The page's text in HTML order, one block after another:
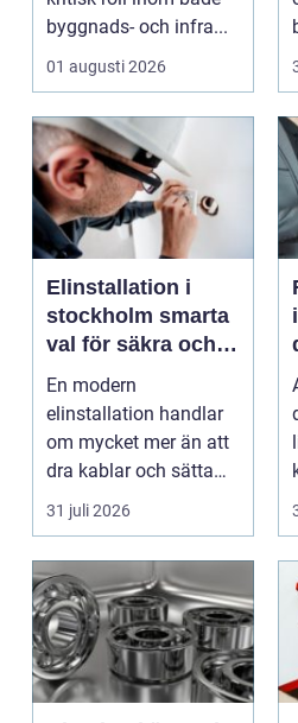
byggnads- och infra...
01 augusti 2026
Elinstallation i
stockholm smarta
val för säkra och
energieffektiva
fastigheter
En modern
elinstallation handlar
om mycket mer än att
dra kablar och sätta
upp uttag. I
Stockholms s...
31 juli 2026
i